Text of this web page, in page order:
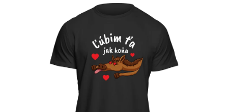
hviezdičiek.